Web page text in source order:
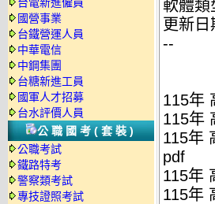
國營事業
台鐵營運人員
中華電信
中鋼集團
台糖新進工員
國軍人才招募
台水評價人員
公職國考(套裝)
公職考試
鐵路特考
警察類考試
專技證照考試
軟體類
更新
--
115年
115年
115年
pdf
115年
115年